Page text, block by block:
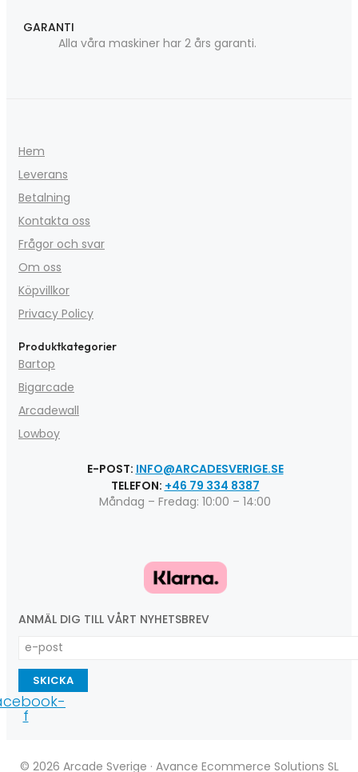
GARANTI
Alla våra maskiner har 2 års garanti.
Hem
Leverans
Betalning
Kontakta oss
Frågor och svar
Om oss
Köpvillkor
Privacy Policy
Produktkategorier
Bartop
Bigarcade
Arcadewall
Lowboy
E-POST: INFO@ARCADESVERIGE.SE
TELEFON: +46 79 334 8387
Måndag – Fredag: 10:00 – 14:00
ANMÄL DIG TILL VÅRT NYHETSBREV
SKICKA
f
© 2026 Arcade Sverige · Avance Ecommerce Solutions SL